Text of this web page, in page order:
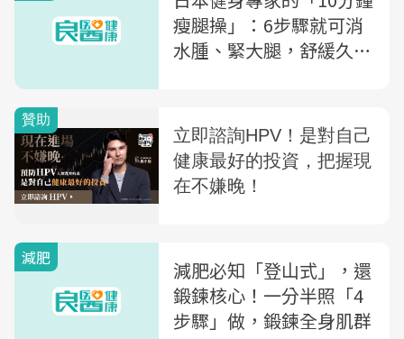
瘦腿操」：6步驟就可消
水腫、緊大腿，舒緩久坐
減肥
減肥必知「登山式」，還
鍛鍊核心！一分半照「4
步驟」做，鍛鍊全身肌群